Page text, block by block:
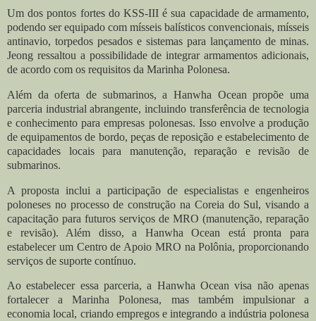
Um dos pontos fortes do KSS-III é sua capacidade de armamento,
podendo ser equipado com mísseis balísticos convencionais, mísseis
antinavio, torpedos pesados ​​e sistemas para lançamento de minas.
Jeong ressaltou a possibilidade de integrar armamentos adicionais,
de acordo com os requisitos da Marinha Polonesa.
Além da oferta de submarinos, a Hanwha Ocean propõe uma
parceria industrial abrangente, incluindo transferência de tecnologia
e conhecimento para empresas polonesas. Isso envolve a produção
de equipamentos de bordo, peças de reposição e estabelecimento de
capacidades locais para manutenção, reparação e revisão de
submarinos.
A proposta inclui a participação de especialistas e engenheiros
poloneses no processo de construção na Coreia do Sul, visando a
capacitação para futuros serviços de MRO (manutenção, reparação
e revisão). Além disso, a Hanwha Ocean está pronta para
estabelecer um Centro de Apoio MRO na Polônia, proporcionando
serviços de suporte contínuo.
Ao estabelecer essa parceria, a Hanwha Ocean visa não apenas
fortalecer a Marinha Polonesa, mas também impulsionar a
economia local, criando empregos e integrando a indústria polonesa